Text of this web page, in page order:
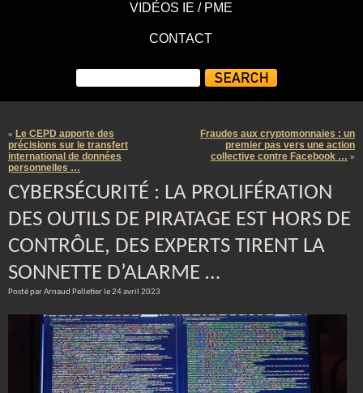
VIDÉOS IE / PME
CONTACT
« Le CEPD apporte des
précisions sur le transfert
international de données
personnelles …
Fraudes aux cryptomonnaies : un
premier pas vers une action
collective contre Facebook … »
CYBERSÉCURITÉ : LA PROLIFÉRATION
DES OUTILS DE PIRATAGE EST HORS DE
CONTRÔLE, DES EXPERTS TIRENT LA
SONNETTE D’ALARME …
Posté par Arnaud Pelletier le 24 avril 2023